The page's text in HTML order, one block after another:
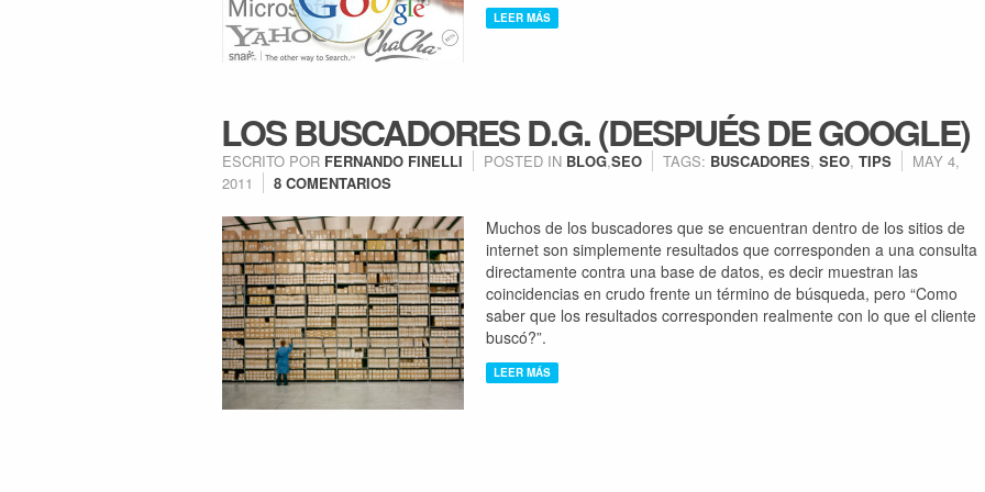
LEER MÁS
LOS BUSCADORES D.G. (DESPUÉS DE GOOGLE)
ESCRITO POR FERNANDO FINELLI POSTED IN BLOG,SEO TAGS: BUSCADORES, SEO, TIPS
MAY 4,
2011
8 COMENTARIOS
Muchos de los buscadores que se encuentran dentro de los sitios de
internet son simplemente resultados que corresponden a una consulta
directamente contra una base de datos, es decir muestran las
coincidencias en crudo frente un término de búsqueda, pero “Como
saber que los resultados corresponden realmente con lo que el cliente
buscó?”.
LEER MÁS